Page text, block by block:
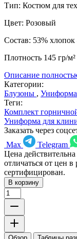
Тип: Костюм для
Цвет: Розовый
Состав: 53% хлопок
Плотность 145 гр/м²
Описание
Категории:
Блузоны , Униформа
Теги:
Комплект
Униформа для
Заказать через
Max
Telegram
Цена
отличаться от цен
сертифицирован.
В корзину